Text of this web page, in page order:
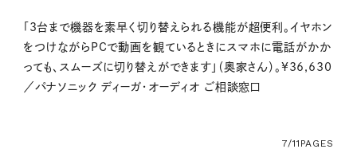
「3台まで機器を素早く切り替えられる機能が超便利。イヤホン
をつけながらPCで動画を観ているときにスマホに電話がかか
っても、スムーズに切り替えができます」（奥家さん）。¥36,630
／パナソニック ディーガ・オーディオ ご相談窓口
7/11 PAGES